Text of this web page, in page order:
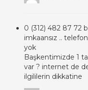
0 (312) 482 87 72
imkaansız ..
yok
Başkentimizde 1
var ? internet de
ilgililerin dikkatine